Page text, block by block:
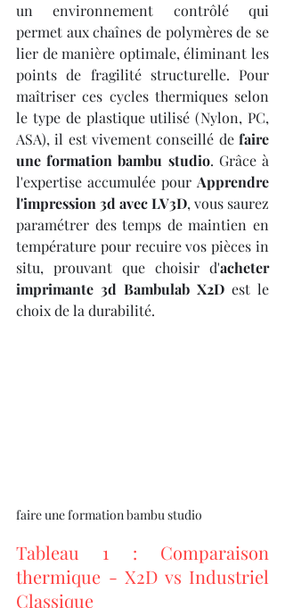
un environnement contrôlé qui
permet aux chaînes de polymères de se
lier de manière optimale, éliminant les
points de fragilité structurelle. Pour
maîtriser ces cycles thermiques selon
le type de plastique utilisé (Nylon, PC,
ASA), il est vivement conseillé de faire
une formation bambu studio. Grâce à
l'expertise accumulée pour Apprendre
l'impression 3d avec LV3D, vous saurez
paramétrer des temps de maintien en
température pour recuire vos pièces in
situ, prouvant que choisir d'acheter
imprimante 3d Bambulab X2D est le
choix de la durabilité.
faire une formation bambu studio
Tableau 1 : Comparaison
thermique - X2D vs Industriel
Classique